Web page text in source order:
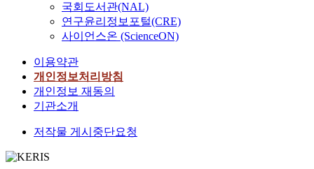
국회도서관(NAL)
연구윤리정보포털(CRE)
사이언스온 (ScienceON)
이용약관
개인정보처리방침
개인정보 재동의
기관소개
저작물 게시중단요청